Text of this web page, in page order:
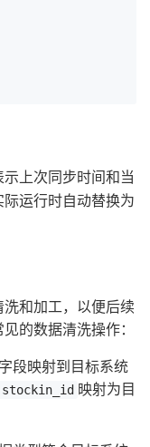
上次同步时间和当
运行时自动替换为
和加工，以便后续
的数据清洗操作：
段映射到目标系统
stockin_id 映射为目